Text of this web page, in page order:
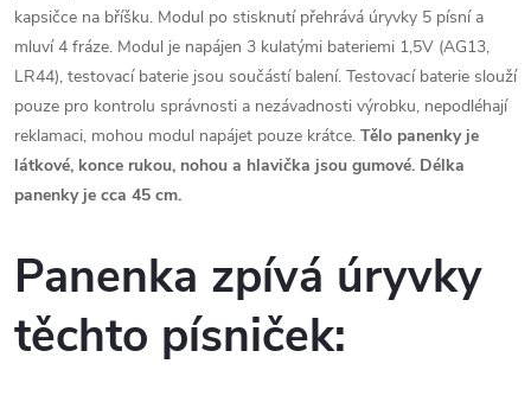
kapsičce na bříšku. Modul po stisknutí přehrává úryvky 5 písní a
mluví 4 fráze. Modul je napájen 3 kulatými bateriemi 1,5V (AG13,
LR44), testovací baterie jsou součástí balení. Testovací baterie slouží
pouze pro kontrolu správnosti a nezávadnosti výrobku, nepodléhají
reklamaci, mohou modul napájet pouze krátce. Tělo panenky je
látkové, konce rukou, nohou a hlavička jsou gumové. Délka
panenky je cca 45 cm.
Panenka zpívá úryvky
těchto písniček: